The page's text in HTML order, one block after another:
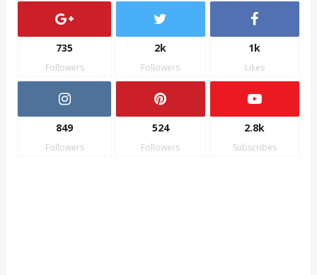
1k
Likes
2k
Followers
735
Followers
2.8k
Subscribes
524
Followers
849
Followers